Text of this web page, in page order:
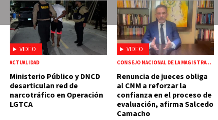
VIDEO
ACTUALIDAD
Ministerio Público y DNCD
desarticulan red de
narcotráfico en Operación
LGTCA
VIDEO
CONSEJO NACIONAL DE LA MAGISTRATURA
Renuncia de jueces obliga
al CNM a reforzar la
confianza en el proceso de
evaluación, afirma Salcedo
Camacho